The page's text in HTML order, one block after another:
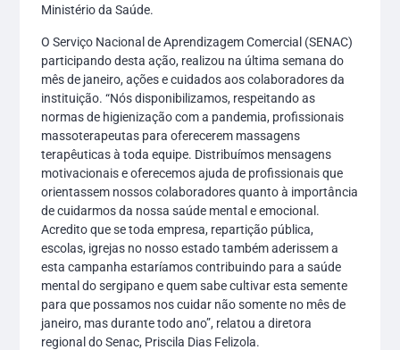
Ministério da Saúde.
O Serviço Nacional de Aprendizagem Comercial (SENAC)
participando desta ação, realizou na última semana do
mês de janeiro, ações e cuidados aos colaboradores da
instituição. “Nós disponibilizamos, respeitando as
normas de higienização com a pandemia, profissionais
massoterapeutas para oferecerem massagens
terapêuticas à toda equipe. Distribuímos mensagens
motivacionais e oferecemos ajuda de profissionais que
orientassem nossos colaboradores quanto à importância
de cuidarmos da nossa saúde mental e emocional.
Acredito que se toda empresa, repartição pública,
escolas, igrejas no nosso estado também aderissem a
esta campanha estaríamos contribuindo para a saúde
mental do sergipano e quem sabe cultivar esta semente
para que possamos nos cuidar não somente no mês de
janeiro, mas durante todo ano”, relatou a diretora
regional do Senac, Priscila Dias Felizola.